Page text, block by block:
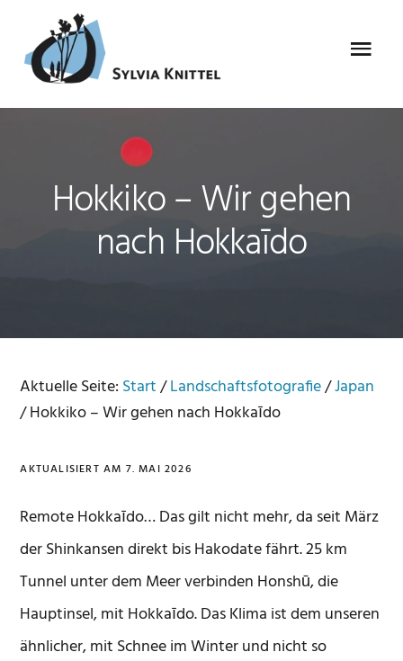
Hauptnavigation
springen
Inhalt
springen
Seitenspalte
springen
Fußzeile
springen
Menu
Hokkiko – Wir gehen
nach Hokkaīdo
Aktuelle Seite: Start/Landschaftsfotografie/Japan
/Hokkiko – Wir gehen nach Hokkaīdo
AKTUALISIERT AM 7. MAI 2026
Remote Hokkaīdo… Das gilt nicht mehr, da seit März
der Shinkansen direkt bis Hakodate fährt. 25 km
Tunnel unter dem Meer verbinden Honshū, die
Hauptinsel, mit Hokkaīdo. Das Klima ist dem unseren
ähnlicher, mit Schnee im Winter und nicht so